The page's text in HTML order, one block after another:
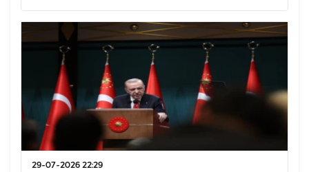
29-07-2026 22:29